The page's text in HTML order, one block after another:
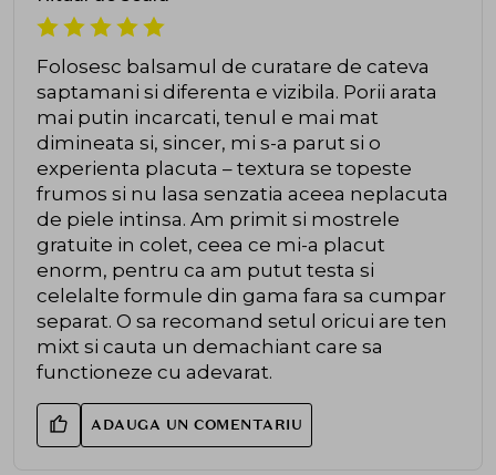
Folosesc balsamul de curatare de cateva
saptamani si diferenta e vizibila. Porii arata
mai putin incarcati, tenul e mai mat
dimineata si, sincer, mi s-a parut si o
experienta placuta – textura se topeste
frumos si nu lasa senzatia aceea neplacuta
de piele intinsa. Am primit si mostrele
gratuite in colet, ceea ce mi-a placut
enorm, pentru ca am putut testa si
celelalte formule din gama fara sa cumpar
separat. O sa recomand setul oricui are ten
mixt si cauta un demachiant care sa
functioneze cu adevarat.
ADAUGA UN COMENTARIU